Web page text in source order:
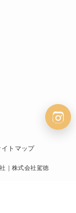
イトマップ
｜株式会社駕徳